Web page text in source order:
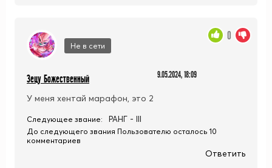
Не в сети
Зецу Божественный 9.05.2024, 18:09
У меня хентай марафон, это 2
0
Следующее звание: РАНГ - III
До следующего звания Пользователю осталось 10
комментариев
Ответить